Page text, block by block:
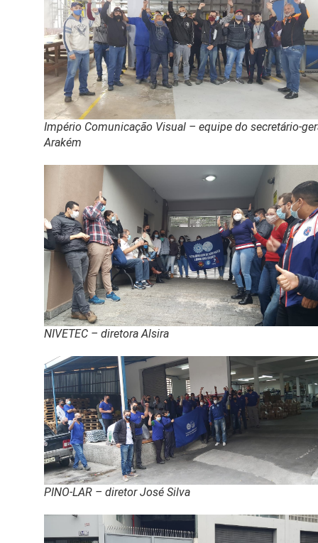
Império Comunicação Visual – equipe do secretário-
Arakém
NIVETEC – diretora Alsira
PINO-LAR – diretor José Silva